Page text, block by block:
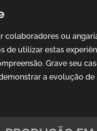
colaboradores ou
de utilizar estas
Grave seu
a evolução de